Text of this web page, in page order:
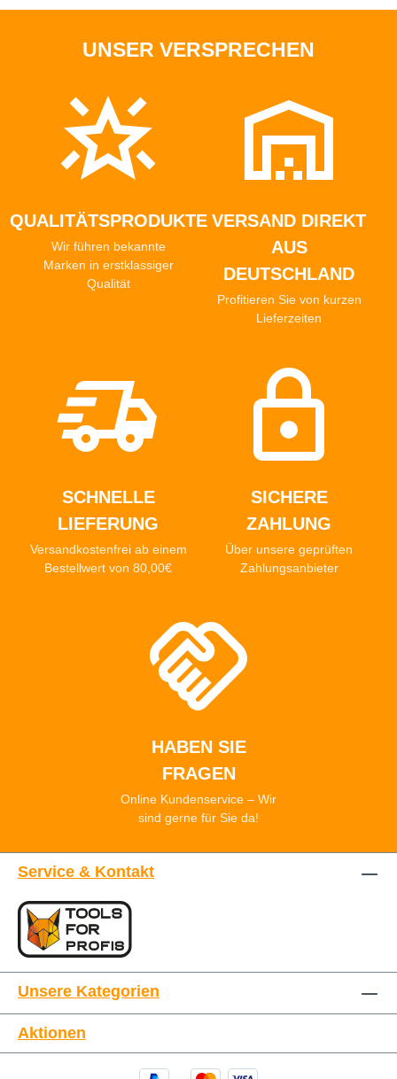
UNSER VERSPRECHEN
QUALITÄTSPRODUKTE
Wir führen bekannte
Marken in erstklassiger
Qualität
VERSAND DIREKT
AUS
DEUTSCHLAND
Profitieren Sie von kurzen
Lieferzeiten
SCHNELLE
LIEFERUNG
Versandkostenfrei ab einem
Bestellwert von 80,00€
SICHERE
ZAHLUNG
Über unsere geprüften
Zahlungsanbieter
HABEN SIE
FRAGEN
Online Kundenservice – Wir
sind gerne für Sie da!
Service & Kontakt
Unsere Kategorien
Aktionen